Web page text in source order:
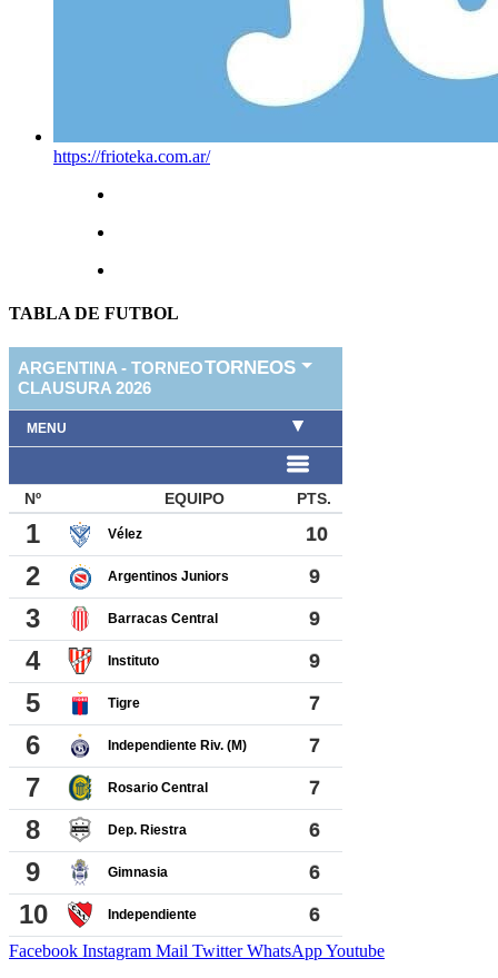
https://frioteka.com.ar/
TABLA DE FUTBOL
Facebook Instagram Mail Twitter WhatsAppYoutube